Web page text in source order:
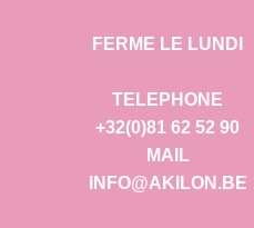
FERME LE LUNDI
TELEPHONE
+32(0)81 62 52 90
MAIL
INFO@AKILON.BE